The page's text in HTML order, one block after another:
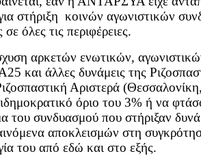
στήριξη κοινών αγωνιστικών
όλες τις περιφέρειες.
αρκετών ενωτικών,
άλλες δυνάμεις της
Αριστερά
όριο του 3% ή να
του συνδυασμού που στήριξαν
αποκλεισμών στη
του από εδώ και στο εξής.